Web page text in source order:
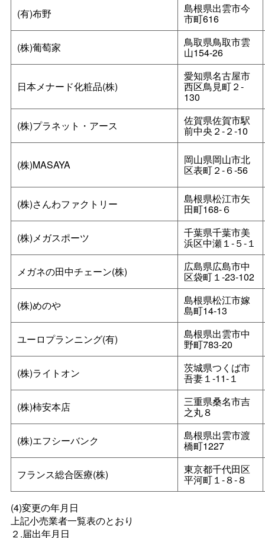
(有)布野 島根県出雲市今
市町616
(株)葡萄家 鳥取県鳥取市雲
山154-26
日本メナード化粧品(株)
愛知県名古屋市
西区鳥見町２‐
130
(株)プラネット・アース 佐賀県佐賀市駅
前中央２‐２‐10
(株)MASAYA 岡山県岡山市北
区表町２‐６‐56
(株)さんわファクトリー 島根県松江市矢
田町168-６
(株)メガスポーツ 千葉県千葉市美
浜区中瀬１‐５‐１
メガネの田中チェーン(株) 広島県広島市中
区袋町１‐23-102
(株)めのや 島根県松江市嫁
島町14‐13
ユーロプランニング(有) 島根県出雲市中
野町783-20
(株)ライトオン 茨城県つくば市
吾妻１‐11‐１
(株)柿安本店 三重県桑名市吉
之丸８
(株)エフシーバンク 島根県出雲市渡
橋町1227
フランス総合医療(株) 東京都千代田区
平河町１‐８‐８
(4)変更の年月日
上記小売業者一覧表のとおり
２.届出年月日